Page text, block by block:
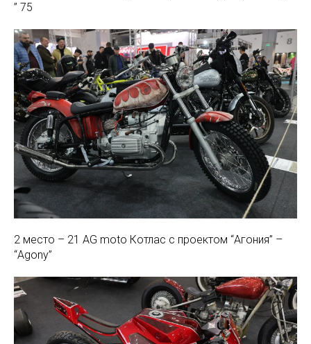
” 75
2 место – 21 AG moto Котлас с проектом “Агония” –
“Agony”